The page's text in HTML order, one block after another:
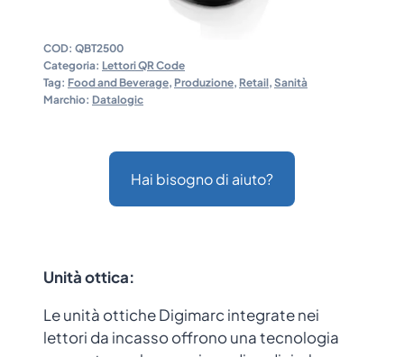
COD: QBT2500
Categoria: Lettori QR Code
Tag: Food and Beverage, Produzione, Retail, Sanità
Marchio: Datalogic
Hai bisogno di aiuto?
Unità ottica:
Le unità ottiche Digimarc integrate nei
lettori da incasso offrono una tecnologia